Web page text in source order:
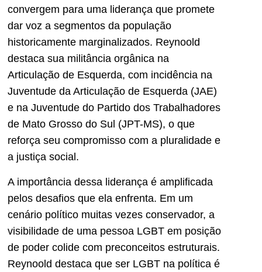
convergem para uma liderança que promete
dar voz a segmentos da população
historicamente marginalizados. Reynoold
destaca sua militância orgânica na
Articulação de Esquerda, com incidência na
Juventude da Articulação de Esquerda (JAE)
e na Juventude do Partido dos Trabalhadores
de Mato Grosso do Sul (JPT-MS), o que
reforça seu compromisso com a pluralidade e
a justiça social.
A importância dessa liderança é amplificada
pelos desafios que ela enfrenta. Em um
cenário político muitas vezes conservador, a
visibilidade de uma pessoa LGBT em posição
de poder colide com preconceitos estruturais.
Reynoold destaca que ser LGBT na política é